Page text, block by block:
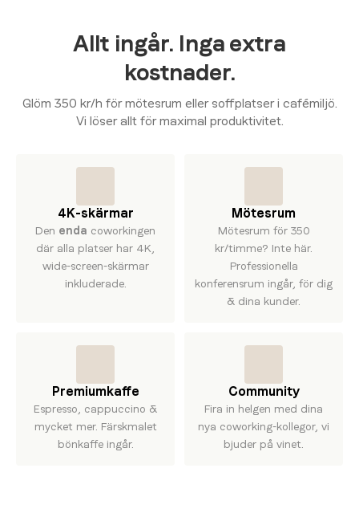
Allt ingår. Inga extra
kostnader.
Glöm 350 kr/h för mötesrum eller soffplatser i cafémiljö.
Vi löser allt för maximal produktivitet.
4K-skärmar
Den enda coworkingen
där alla platser har 4K,
wide-screen-skärmar
inkluderade.
Mötesrum
Mötesrum för 350
kr/timme? Inte här.
Professionella
konferensrum ingår, för dig
& dina kunder.
Premiumkaffe
Espresso, cappuccino &
mycket mer. Färskmalet
bönkaffe ingår.
Community
Fira in helgen med dina
nya coworking-kollegor, vi
bjuder på vinet.